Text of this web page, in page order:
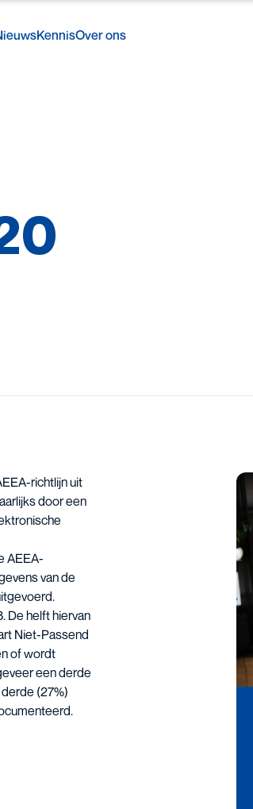
KennisOver ons
richtlijnuit
door een
AEEA-
van de
De helft hiervan
Niet-Passend
of wordt
een derde
(27%)